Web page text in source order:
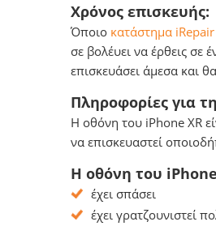
Χρόνος επισκευής:
Όποιο κατάστημα iRepair
σε βολέυει να έρθεις σε
επισκευάσει άμεσα και
Πληροφορίες για
Η οθόνη του iPhone XR
να επισκευαστεί
Η οθόνη του
έχει σπάσει
έχει γρατζουνιστεί